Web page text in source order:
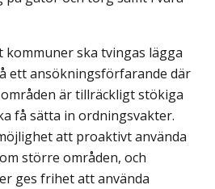
ska tvingas lägga
ett ansökningsförfarande där
är tillräckligt stökiga
få sätta in ordningsvakter.
att proaktivt använda
större områden, och
ges frihet att använda